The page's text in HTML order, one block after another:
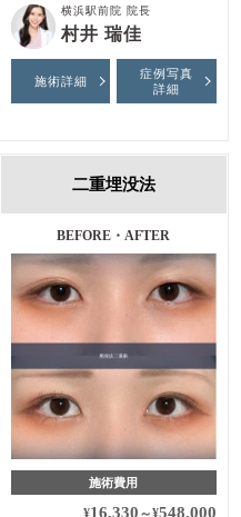
横浜駅前院 院長
村井 瑞佳
施術詳細
症例写真
詳細
二重埋没法
BEFORE・AFTER
施術費用
16,330 548,000